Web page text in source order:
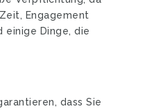
Engagement
einige Dinge, die
dass Sie